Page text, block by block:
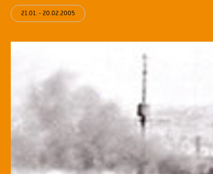
21.01. - 20.02.2005